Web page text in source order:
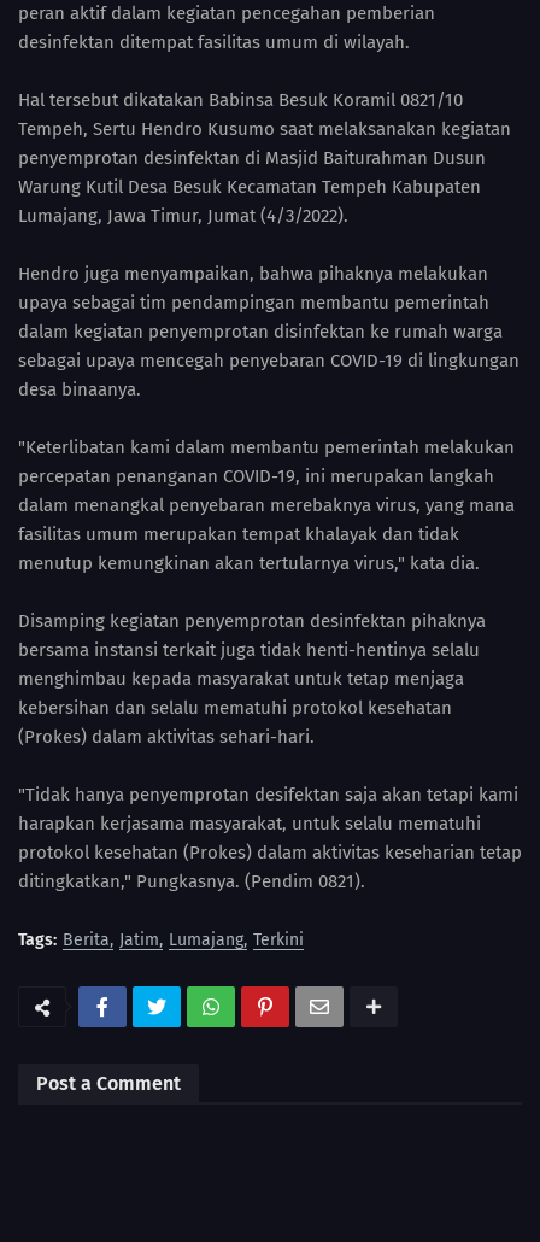
peran aktif dalam kegiatan pencegahan pemberian
desinfektan ditempat fasilitas umum di wilayah.
Hal tersebut dikatakan Babinsa Besuk Koramil 0821/10
Tempeh, Sertu Hendro Kusumo saat melaksanakan kegiatan
penyemprotan desinfektan di Masjid Baiturahman Dusun
Warung Kutil Desa Besuk Kecamatan Tempeh Kabupaten
Lumajang, Jawa Timur, Jumat (4/3/2022).
Hendro juga menyampaikan, bahwa pihaknya melakukan
upaya sebagai tim pendampingan membantu pemerintah
dalam kegiatan penyemprotan disinfektan ke rumah warga
sebagai upaya mencegah penyebaran COVID-19 di lingkungan
desa binaanya.
"Keterlibatan kami dalam membantu pemerintah melakukan
percepatan penanganan COVID-19, ini merupakan langkah
dalam menangkal penyebaran merebaknya virus, yang mana
fasilitas umum merupakan tempat khalayak dan tidak
menutup kemungkinan akan tertularnya virus," kata dia.
Disamping kegiatan penyemprotan desinfektan pihaknya
bersama instansi terkait juga tidak henti-hentinya selalu
menghimbau kepada masyarakat untuk tetap menjaga
kebersihan dan selalu mematuhi protokol kesehatan
(Prokes) dalam aktivitas sehari-hari.
"Tidak hanya penyemprotan desifektan saja akan tetapi kami
harapkan kerjasama masyarakat, untuk selalu mematuhi
protokol kesehatan (Prokes) dalam aktivitas keseharian tetap
ditingkatkan," Pungkasnya. (Pendim 0821).
Tags: Berita Jatim Lumajang Terkini
Post a Comment